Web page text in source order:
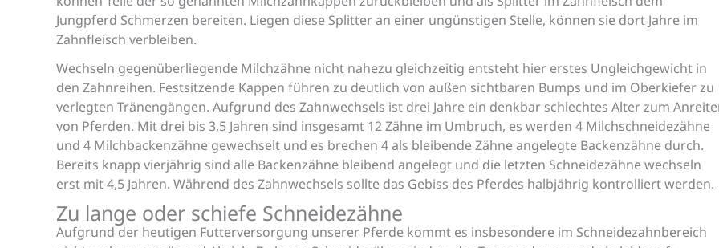
Jungpferd Schmerzen bereiten. Liegen diese Splitter an einer ungünstigen Stelle, können sie dort Jahre im
Zahnfleisch verbleiben.
Wechseln gegenüberliegende Milchzähne nicht nahezu gleichzeitig entsteht hier erstes Ungleichgewicht in
den Zahnreihen. Festsitzende Kappen führen zu deutlich von außen sichtbaren Bumps und im Oberkiefer zu
verlegten Tränengängen. Aufgrund des Zahnwechsels ist drei Jahre ein denkbar schlechtes Alter zum
von Pferden. Mit drei bis 3,5 Jahren sind insgesamt 12 Zähne im Umbruch, es werden 4 Milchschneidezähne
und 4 Milchbackenzähne gewechselt und es brechen 4 als bleibende Zähne angelegte Backenzähne durch.
Bereits knapp vierjährig sind alle Backenzähne bleibend angelegt und die letzten Schneidezähne wechseln
erst mit 4,5 Jahren. Während des Zahnwechsels sollte das Gebiss des Pferdes halbjährig kontrolliert werden.
Zu lange oder schiefe Schneidezähne
Aufgrund der heutigen Futterversorgung unserer Pferde kommt es insbesondere im Schneidezahnbereich